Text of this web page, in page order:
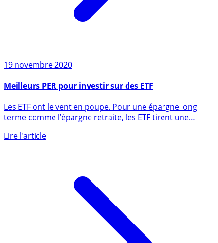
19 novembre 2020
Meilleurs PER pour investir sur des ETF
terme comme l’épargne retraite, les ETF tirent une